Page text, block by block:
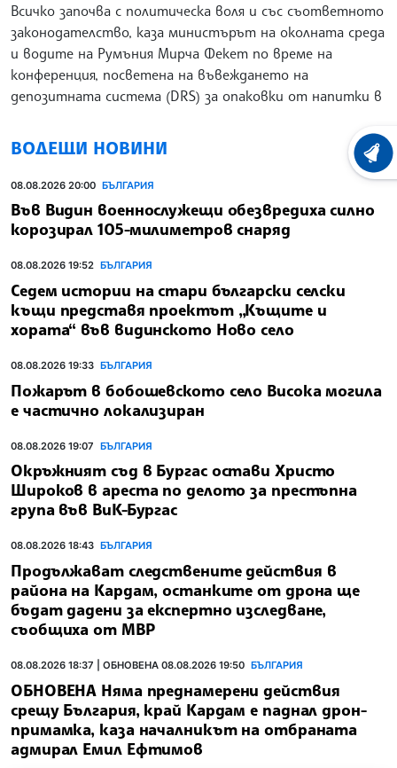
Всичко започва с политическа воля и със съответното
законодателство, каза министърът на околната среда
и водите на Румъния Мирча Фекет по време на
конференция, посветена на въвеждането на
депозитната система (DRS) за опаковки от напитки в
ВОДЕЩИ НОВИНИ
08.08.2026 20:00 БЪЛГАРИЯ
Във Видин военнослужещи обезвредиха силно
корозирал 105-милиметров снаряд
08.08.2026 19:52 БЪЛГАРИЯ
Седем истории на стари български селски
къщи представя проектът „Къщите и
хората“ във видинското Ново село
08.08.2026 19:33 БЪЛГАРИЯ
Пожарът в бобошевското село Висока могила
е частично локализиран
08.08.2026 19:07 БЪЛГАРИЯ
Окръжният съд в Бургас остави Христо
Широков в ареста по делото за престъпна
група във ВиК-Бургас
08.08.2026 18:43 БЪЛГАРИЯ
Продължават следствените действия в
района на Кардам, останките от дрона ще
бъдат дадени за експертно изследване,
съобщиха от МВР
08.08.2026 18:37 | ОБНОВЕНА 08.08.2026 19:50 БЪЛГАРИЯ
ОБНОВЕНА Няма преднамерени действия
срещу България, край Кардам е паднал дрон-
примамка, каза началникът на отбраната
адмирал Емил Ефтимов